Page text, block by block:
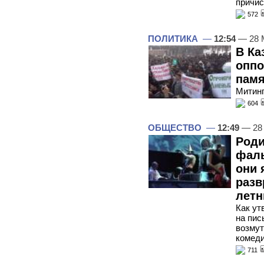
572
ПОЛИТИКА — 12:54— 28
В
604
ОБЩЕСТВО — 12:49 — 28
они
Как
на
711